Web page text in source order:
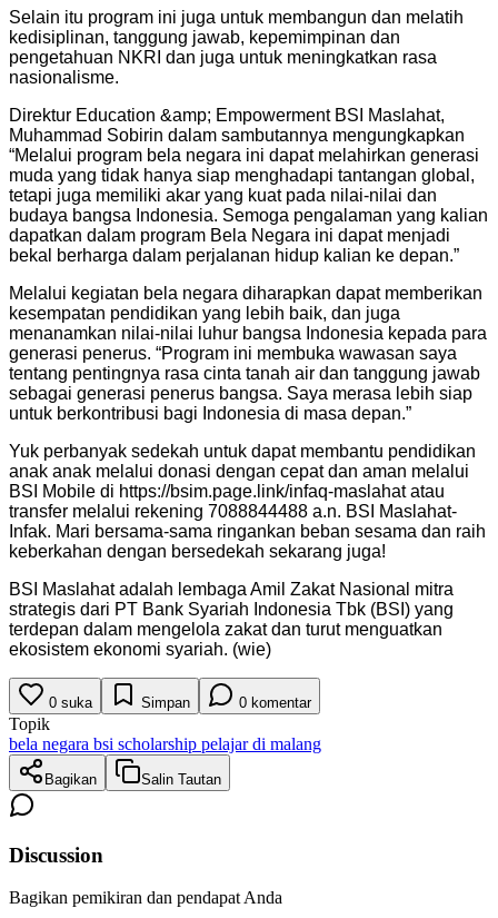
Selain itu program ini juga untuk membangun dan melatih
kedisiplinan, tanggung jawab, kepemimpinan dan
pengetahuan NKRI dan juga untuk meningkatkan rasa
nasionalisme.
Direktur Education &amp; Empowerment BSI Maslahat,
Muhammad Sobirin dalam sambutannya mengungkapkan
“Melalui program bela negara ini dapat melahirkan generasi
muda yang tidak hanya siap menghadapi tantangan global,
tetapi juga memiliki akar yang kuat pada nilai-nilai dan
budaya bangsa Indonesia. Semoga pengalaman yang kalian
dapatkan dalam program Bela Negara ini dapat menjadi
bekal berharga dalam perjalanan hidup kalian ke depan.”
Melalui kegiatan bela negara diharapkan dapat memberikan
kesempatan pendidikan yang lebih baik, dan juga
menanamkan nilai-nilai luhur bangsa Indonesia kepada para
generasi penerus. “Program ini membuka wawasan saya
tentang pentingnya rasa cinta tanah air dan tanggung jawab
sebagai generasi penerus bangsa. Saya merasa lebih siap
untuk berkontribusi bagi Indonesia di masa depan.”
Yuk perbanyak sedekah untuk dapat membantu pendidikan
anak anak melalui donasi dengan cepat dan aman melalui
BSI Mobile di https://bsim.page.link/infaq-maslahat atau
transfer melalui rekening 7088844488 a.n. BSI Maslahat-
Infak. Mari bersama-sama ringankan beban sesama dan raih
keberkahan dengan bersedekah sekarang juga!
BSI Maslahat adalah lembaga Amil Zakat Nasional mitra
strategis dari PT Bank Syariah Indonesia Tbk (BSI) yang
terdepan dalam mengelola zakat dan turut menguatkan
ekosistem ekonomi syariah. (wie)
0 suka Simpan 0 komentar
Topik
bela negara bsi scholarship pelajar di malang
Bagikan Salin Tautan
Discussion
Bagikan pemikiran dan pendapat Anda